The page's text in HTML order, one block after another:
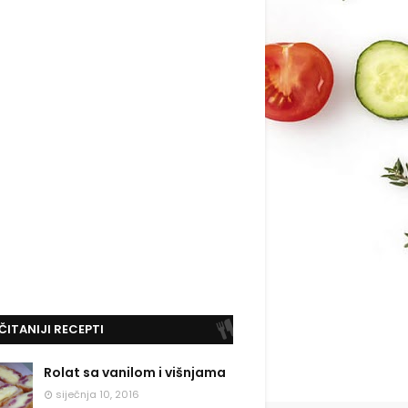
RECEPTI
Rolat sa vanilom i višnjama
siječnja 10, 2016